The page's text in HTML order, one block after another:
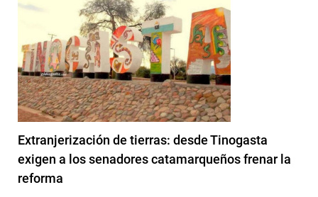
Extranjerización de tierras: desde Tinogasta
exigen a los senadores catamarqueños frenar la
reforma